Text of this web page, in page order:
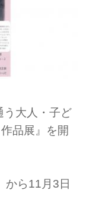
う大人・子ど
品展』を開
から11月3日